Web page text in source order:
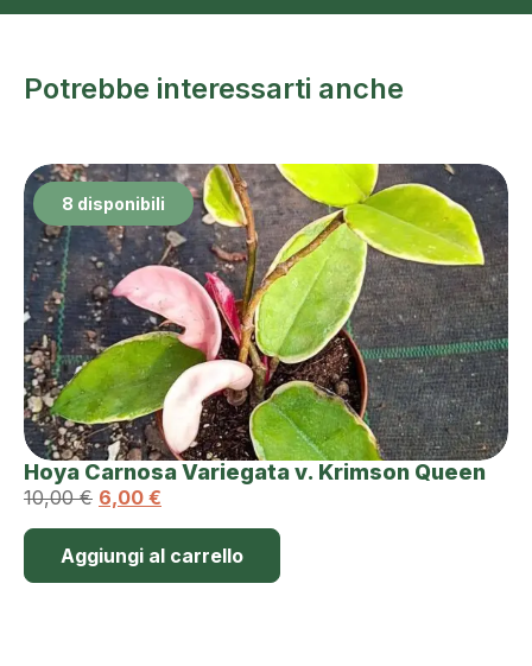
Potrebbe interessarti anche
8 disponibili
Hoya Carnosa Variegata v. Krimson Queen
10,00€ 6,00 €
Aggiungi al carrello